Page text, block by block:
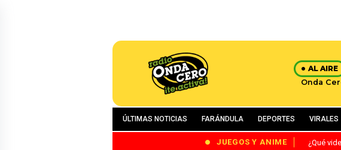
AL AIRE
Onda
ÚLTIMAS NOTICIAS FARÁNDULA DEPORTES VIRALES
JUEGOS Y ANIME ¿Qué